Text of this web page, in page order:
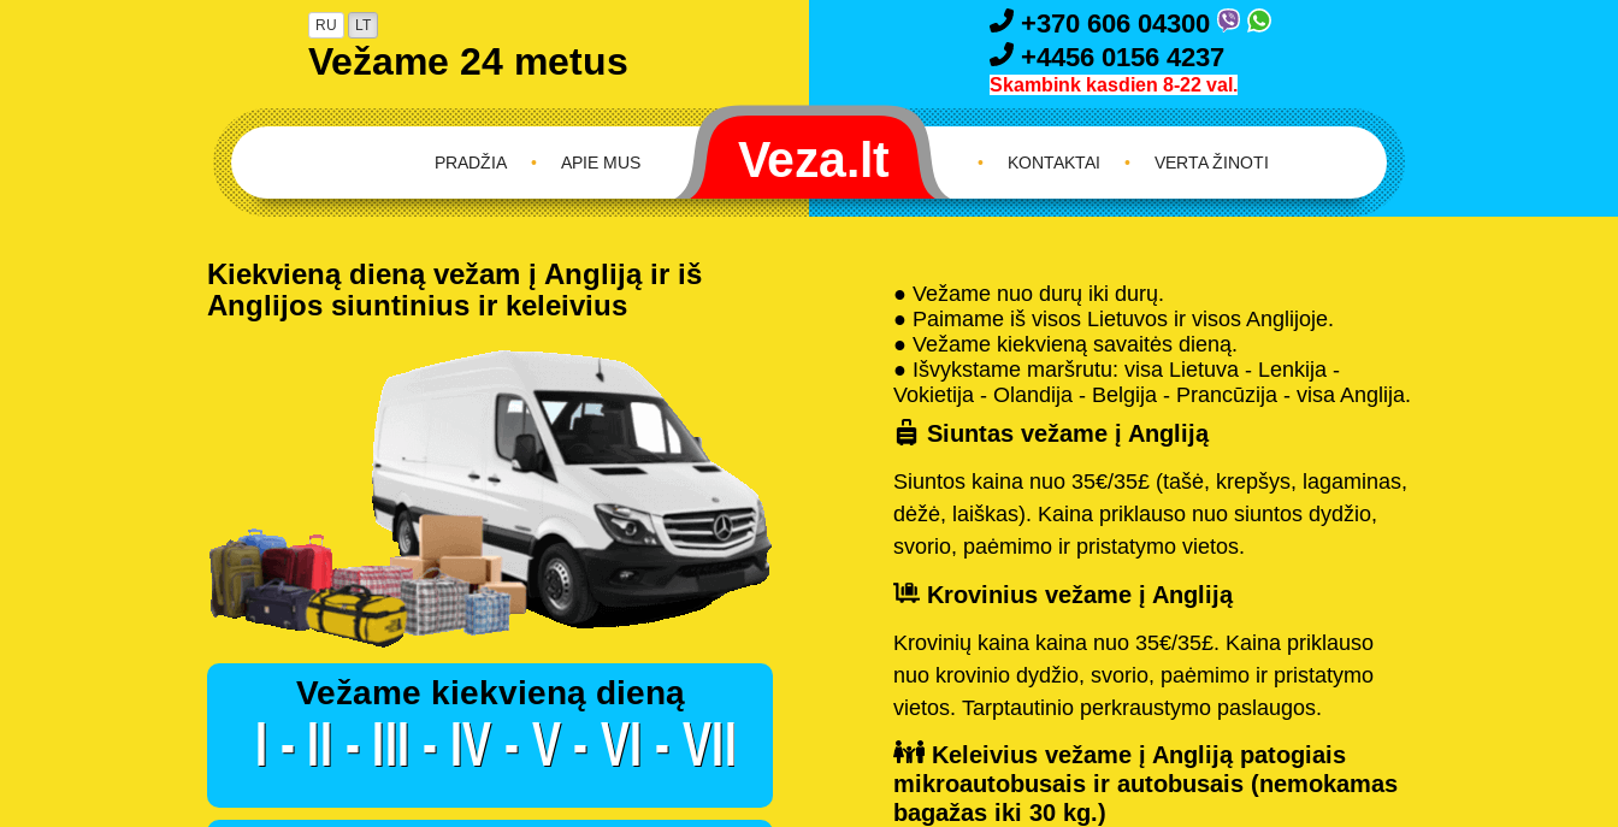
RU LT
Vežame 24 metus
+370 606 04300
+4456 0156 4237
Skambink kasdien 8-22 val.
APIE MUS
•
PRADŽIA • KONTAKTAI • VERTA ŽINOTI
Kiekvieną dieną vežam į Angliją ir iš
Anglijos siuntinius ir keleivius
Vežame kiekvieną dieną
● Vežame nuo durų iki durų.
● Paimame iš visos Lietuvos ir visos Anglijoje.
● Vežame kiekvieną savaitės dieną.
● Išvykstame maršrutu: visa Lietuva - Lenkija -
Vokietija - Olandija - Belgija - Prancūzija - visa Anglija.
Siuntas vežame į Angliją
Siuntos kaina nuo 35€/35£ (tašė, krepšys, lagaminas,
dėžė, laiškas). Kaina priklauso nuo siuntos dydžio,
svorio, paėmimo ir pristatymo vietos.
Krovinius vežame į Angliją
Krovinių kaina kaina nuo 35€/35£. Kaina priklauso
nuo krovinio dydžio, svorio, paėmimo ir pristatymo
vietos. Tarptautinio perkraustymo paslaugos.
Keleivius vežame į Angliją patogiais
mikroautobusais ir autobusais (nemokamas
bagažas iki 30 kg.)